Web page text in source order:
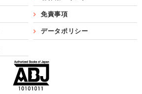
免責事項
データポリシー